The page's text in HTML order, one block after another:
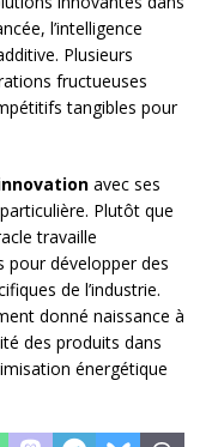
l’intelligence
Plusieurs
fructueuses
tangibles pour
avec ses
Plutôt que
travaille
pour développer des
de l’industrie.
donné naissance à
des produits dans
énergétique